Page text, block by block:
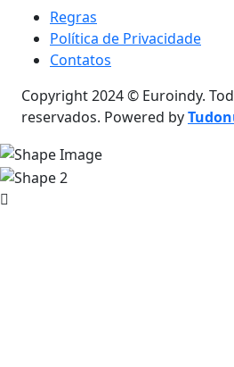
Regras
Política de Privacidade
Contatos
Copyright 2024 © Euroindy.
reservados. Powered by